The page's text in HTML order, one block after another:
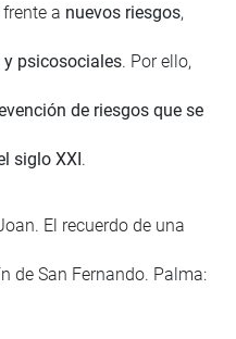
a nuevos riesgos,
psicosociales. Por ello,
de riesgos que se
siglo XXI.
El recuerdo de una
de San Fernando. Palma: